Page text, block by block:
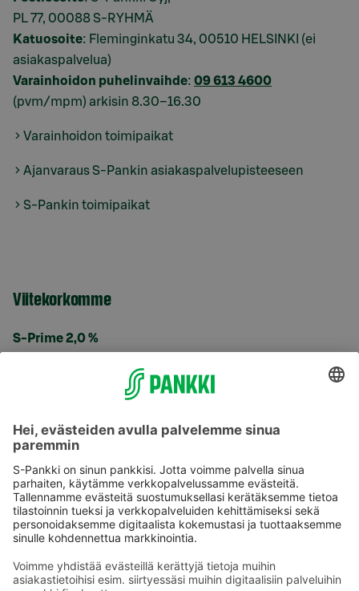
PL 77, 00088 S-RYHMÄ
Katuosoite: Fleminginkatu 34, 00510 HELSINKI (ei
asiakaspalvelua)
Varainhoidon puhelinvaihde: 09 613 4600
(pvm/mpm) arkisin 8.30–16.30
Varainhoidon toimipaikat
Ajanvaraus S-Pankin asiakaspalvelupisteeseen
S-Pankin toimipaikat
Viitekorkomme
S-Prime 2,0 %
Käyttöehdot